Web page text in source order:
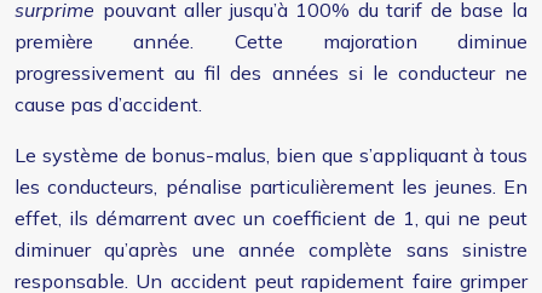
surprime pouvant aller jusqu’à 100% du tarif de base la
première année. Cette majoration diminue
progressivement au fil des années si le conducteur ne
cause pas d’accident.
Le système de bonus-malus, bien que s’appliquant à tous
les conducteurs, pénalise particulièrement les jeunes. En
effet, ils démarrent avec un coefficient de 1, qui ne peut
diminuer qu’après une année complète sans sinistre
responsable. Un accident peut rapidement faire grimper